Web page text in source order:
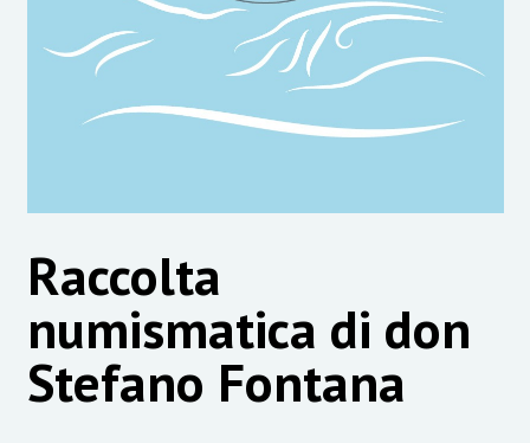
Raccolta
numismatica di don
Stefano Fontana